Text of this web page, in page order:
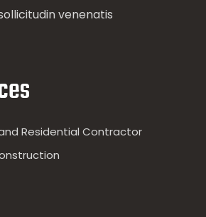
venenatis
Residential Contractor